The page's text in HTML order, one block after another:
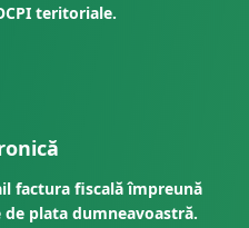
teritoriale.
factura fiscală împreună
plata dumneavoastră.